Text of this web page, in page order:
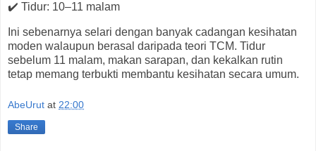
✔️ Tidur: 10–11 malam
Ini sebenarnya selari dengan banyak cadangan kesihatan
moden walaupun berasal daripada teori TCM. Tidur
sebelum 11 malam, makan sarapan, dan kekalkan rutin
tetap memang terbukti membantu kesihatan secara umum.
AbeUrut at 22:00
Share